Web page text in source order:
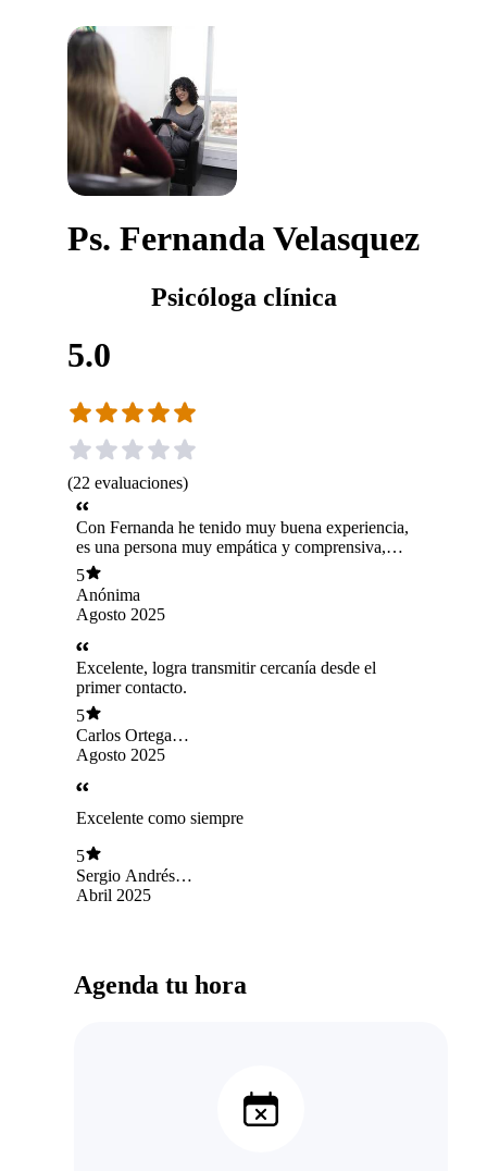
Ps. Fernanda Velasquez
Psicóloga clínica
5.0
(22 evaluaciones)
Con Fernanda he tenido muy buena experiencia,
es una persona muy empática y comprensiva,
siempre tenemos buenas sesiones y se siente
muy cercana.
5
Anónima
Agosto 2025
Excelente, logra transmitir cercanía desde el
primer contacto.
5
Carlos Ortega
Galindo
Agosto 2025
Excelente como siempre
5
Sergio Andrés
castillo Valverde
Abril 2025
Agenda tu hora